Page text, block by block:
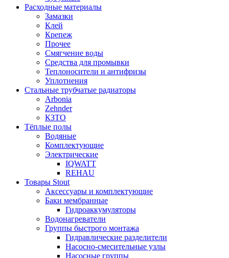
Расходные материалы
Замазки
Клей
Крепеж
Прочее
Смягчение воды
Средства для промывки
Теплоносители и антифризы
Уплотнения
Стальные трубчатые радиаторы
Arbonia
Zehnder
КЗТО
Тёплые полы
Водяные
Комплектующие
Электрические
IQWATT
REHAU
Товары Stout
Аксессуары и комплектующие
Баки мембранные
Гидроаккумуляторы
Водонагреватели
Группы быстрого монтажа
Гидравлические разделители
Насосно-смесительные узлы
Насосные группы